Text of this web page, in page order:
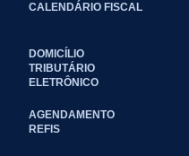
CALENDÁRIO FISCAL
DOMICÍLIO
TRIBUTÁRIO
ELETRÔNICO
AGENDAMENTO
REFIS